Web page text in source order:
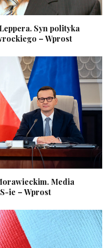
Syn polityka
– Wprost
Media
ie – Wprost